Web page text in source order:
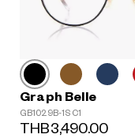
Graph Belle
GB1029B-1S C1
THB3,490.00